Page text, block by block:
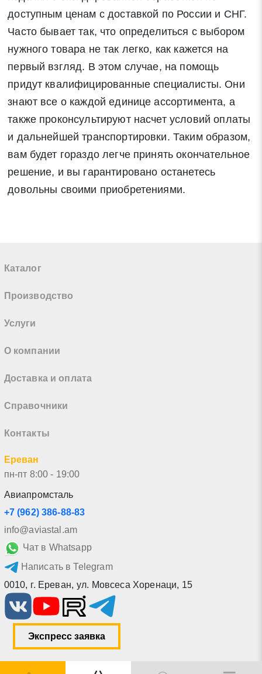
доступным ценам с доставкой по России и СНГ.
Часто бывает так, что определиться с выбором
нужного товара не так легко, как кажется на
первый взгляд. В этом случае, на помощь
придут квалифицированные специалисты. Они
знают все о каждой единице ассортимента, а
также проконсультируют насчет условий оплаты
и дальнейшей транспортировки. Таким образом,
вам будет гораздо легче принять окончательное
решение, и вы гарантировано останетесь
довольны своими приобретениями.
Каталог
Производство
Услуги
О компании
Доставка и оплата
Справочники
Контакты
Ереван
пн-пт 8:00 - 19:00
Авиапромсталь
+7 (962) 386-88-83
info@aviastal.am
Чат в Whatsapp
Написать в Telegram
0010, г. Ереван, ул. Мовсеса Хоренаци, 15
Экспресс заявка